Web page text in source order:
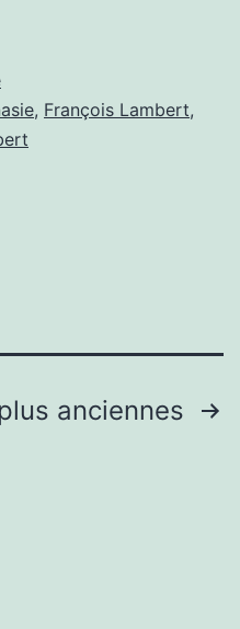
, François Lambert,
anciennes